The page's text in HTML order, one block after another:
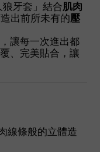
牙套」結合肌肉
造出前所未有的壓
讓每一次進出都
、完美貼合，讓
線條般的立體造